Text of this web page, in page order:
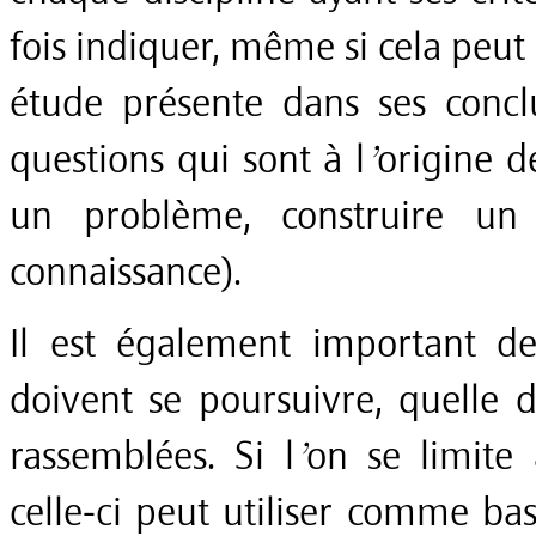
fois indiquer, même si cela
étude présente dans ses
questions qui sont à l’origine
un problème, construire
connaissance).
Il est également important
doivent se poursuivre, quelle
rassemblées. Si l’on se
celle-ci peut utiliser comme